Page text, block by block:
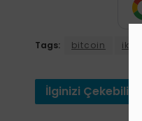
Tags: bitcoin
İlginizi Çekebilir